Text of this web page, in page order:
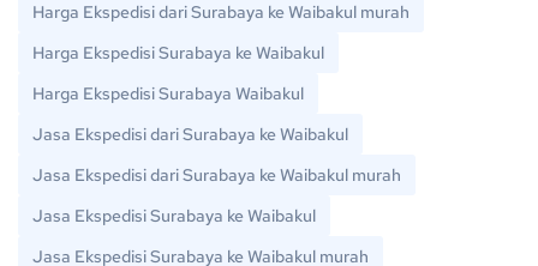
Harga Ekspedisi dari Surabaya ke Waibakul murah
Harga Ekspedisi Surabaya ke Waibakul
Harga Ekspedisi Surabaya Waibakul
Jasa Ekspedisi dari Surabaya ke Waibakul
Jasa Ekspedisi dari Surabaya ke Waibakul murah
Jasa Ekspedisi Surabaya ke Waibakul
Jasa Ekspedisi Surabaya ke Waibakul murah